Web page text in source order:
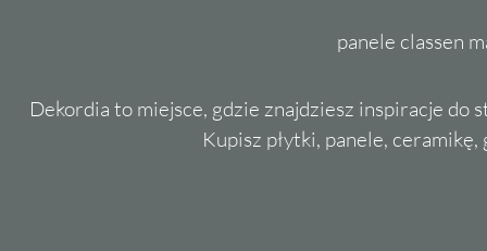
panele classen
Dekordia to miejsce, gdzie znajdziesz inspiracje do
Kupisz płytki, panele,